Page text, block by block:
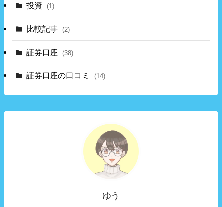
投資 (1)
比較記事 (2)
証券口座 (38)
証券口座の口コミ (14)
ゆう